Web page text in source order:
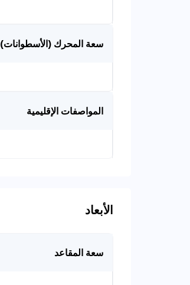
سعة المحرك (الأسطوانات)
المواصفات الإقليمية
الأبعاد
سعة المقاعد